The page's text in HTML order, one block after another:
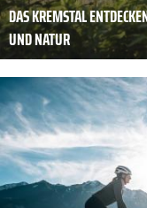
DAS KREMSTAL
UND NATUR